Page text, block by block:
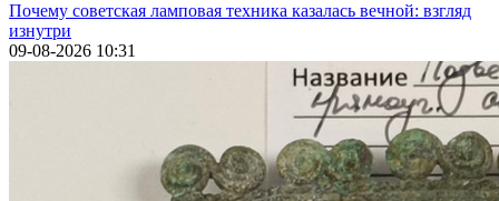
Почему советская ламповая техника казалась вечной: взгляд
изнутри
09-08-2026 10:31